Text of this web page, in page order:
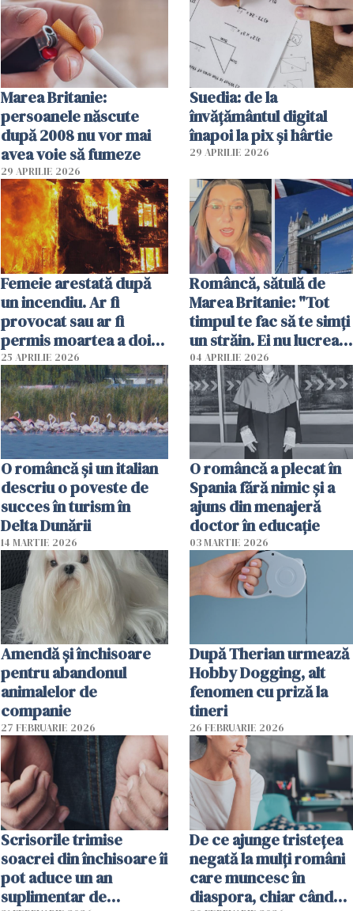
Marea Britanie:
persoanele născute
după 2008 nu vor mai
avea voie să fumeze
29 APRILIE 2026
Suedia: de la
învățământul digital
înapoi la pix și hârtie
29 APRILIE 2026
Femeie arestată după
un incendiu. Ar fi
provocat sau ar fi
permis moartea a doi
copii de 1 an și 3 ani
25 APRILIE 2026
Româncă, sătulă de
Marea Britanie: "Tot
timpul te fac să te simți
un străin. Ei nu lucrează
ca noi. În România,
oamenii sunt altfel"
04 APRILIE 2026
O româncă și un italian
descriu o poveste de
succes în turism în
Delta Dunării
14 MARTIE 2026
O româncă a plecat în
Spania fără nimic și a
ajuns din menajeră
doctor în educație
03 MARTIE 2026
Amendă și închisoare
pentru abandonul
animalelor de
companie
27 FEBRUARIE 2026
După Therian urmează
Hobby Dogging, alt
fenomen cu priză la
tineri
26 FEBRUARIE 2026
Scrisorile trimise
soacrei din închisoare îi
pot aduce un an
suplimentar de
De ce ajunge tristețea
negată la mulți români
care muncesc în
diaspora, chiar când